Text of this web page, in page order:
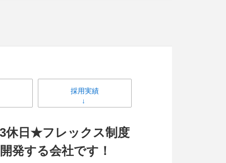
採用実績
休日★フレックス制度
発する会社です！